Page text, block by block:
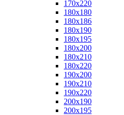
170x220
180x180
180x186
180x190
180x195
180x200
180x210
180x220
190x200
190x210
190x220
200x190
200x195